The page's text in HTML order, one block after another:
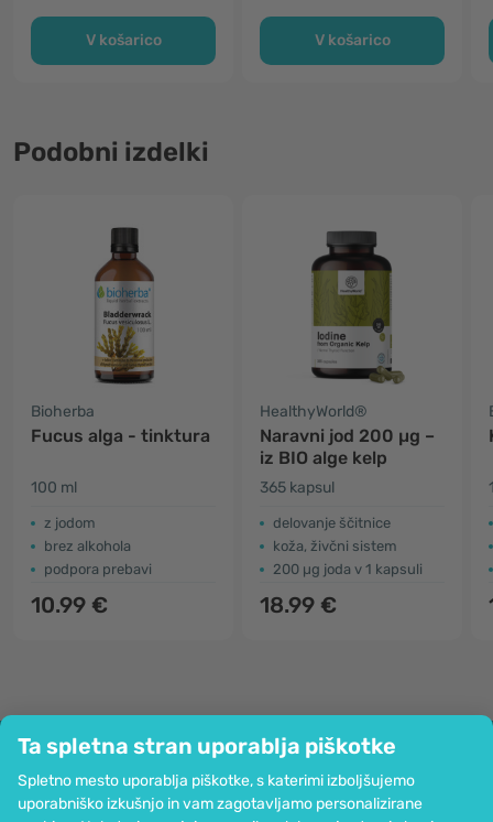
Ta spletna stran uporablja piškotke
Spletno mesto uporablja piškotke, s katerimi izboljšujemo
uporabniško izkušnjo in vam zagotavljamo personalizirane
V košarico V košarico
Podobni izdelki
Bioherba
Fucus alga - tinktura
100 ml
z jodom
brez alkohola
podpora prebavi
10.99 €
HealthyWorld®
Naravni jod 200 µg –
iz BIO alge kelp
365 kapsul
delovanje ščitnice
koža, živčni sistem
200 µg joda v 1 kapsuli
18.99 €
Podjetje
Informacije
Pridružite se nam